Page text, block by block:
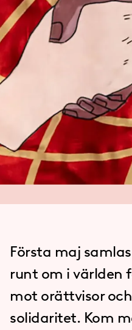
Första maj
runt om i världen
mot orättvisor
solidaritet. Kom